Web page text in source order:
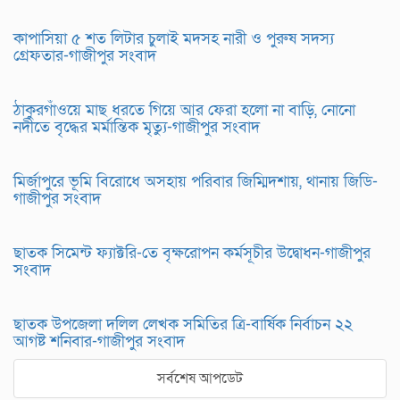
কাপাসিয়া ৫ শত লিটার চুলাই মদসহ নারী ও পুরুষ সদস্য
গ্রেফতার-গাজীপুর সংবাদ
ঠাকুরগাঁওয়ে মাছ ধরতে গিয়ে আর ফেরা হলো না বাড়ি, নোনো
নদীতে বৃদ্ধের মর্মান্তিক মৃত্যু-গাজীপুর সংবাদ
মির্জাপুরে ভূমি বিরোধে অসহায় পরিবার জিম্মিদশায়, থানায় জিডি-
গাজীপুর সংবাদ
ছাতক সিমেন্ট ফ্যাক্টরি-তে বৃক্ষরোপন কর্মসূচীর উদ্বোধন-গাজীপুর
সংবাদ
ছাতক উপজেলা দলিল লেখক সমিতির ত্রি-বার্ষিক নির্বাচন ২২
আগষ্ট শনিবার-গাজীপুর সংবাদ
সর্বশেষ আপডেট